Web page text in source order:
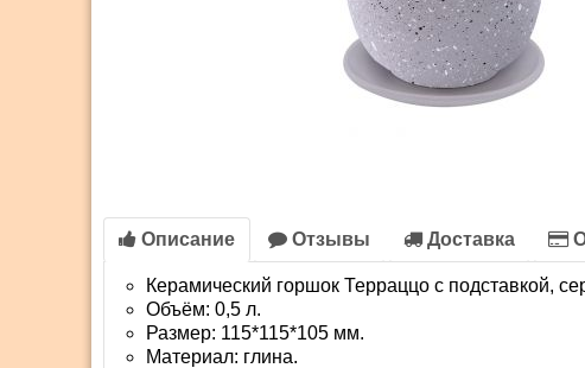
Описание Отзывы Доставка
Керамический горшок Терраццо с подставкой,
Объём: 0,5 л.
Размер: 115*115*105 мм.
Материал: глина.